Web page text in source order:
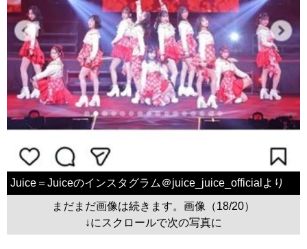
Juice＝Juiceのインスタグラム＠juice_juice_officialより
まだまだ画像は続きます。画像（18/20）
↓にスクロールで次の写真に